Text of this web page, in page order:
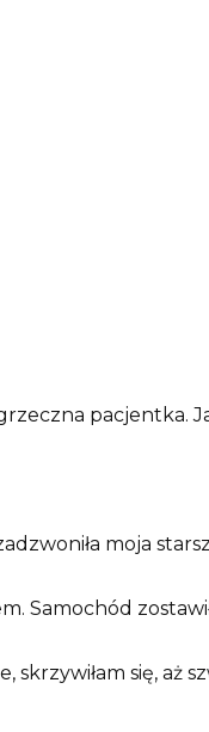
pacjentka.
moja
Samochód
skrzywiłam się, aż